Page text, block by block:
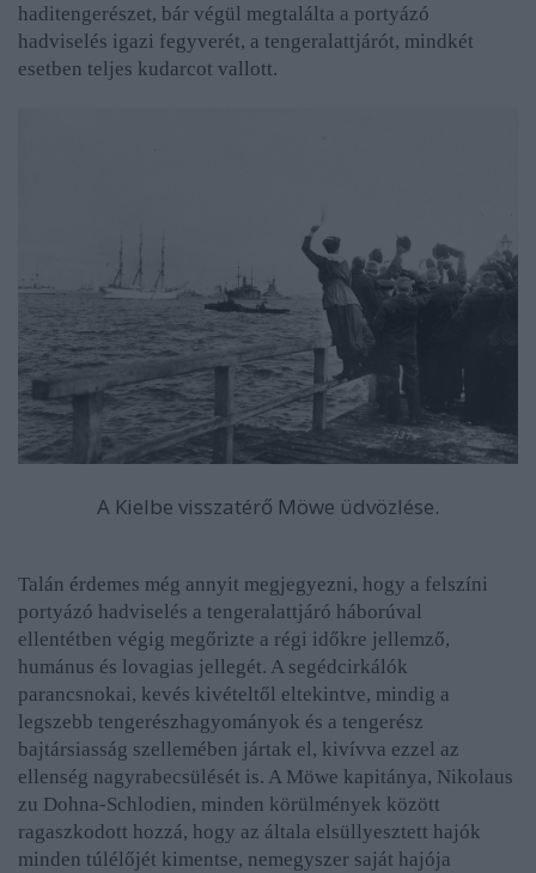
haditengerészet, bár végül megtalálta a portyázó
hadviselés igazi fegyverét, a tengeralattjárót, mindkét
esetben teljes kudarcot vallott.
A Kielbe visszatérő Möwe üdvözlése.
Talán érdemes még annyit megjegyezni, hogy a felszíni
portyázó hadviselés a tengeralattjáró háborúval
ellentétben végig megőrizte a régi időkre jellemző,
humánus és lovagias jellegét. A segédcirkálók
parancsnokai, kevés kivételtől eltekintve, mindig a
legszebb tengerészhagyományok és a tengerész
bajtársiasság szellemében jártak el, kivívva ezzel az
ellenség nagyrabecsülését is. A Möwe kapitánya, Nikolaus
zu Dohna-Schlodien, minden körülmények között
ragaszkodott hozzá, hogy az általa elsüllyesztett hajók
minden túlélőjét kimentse, nemegyszer saját hajója